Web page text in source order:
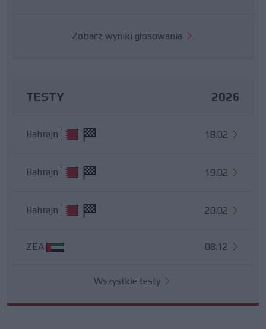
Zobacz wyniki głosowania
TESTY 2026
Bahrajn 18.02
Bahrajn 19.02
Bahrajn 20.02
ZEA 08.12
Wszystkie testy